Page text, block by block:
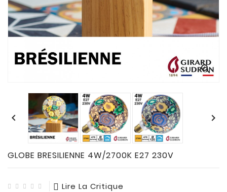
ACCESSOIRES
ECLAIRAGES
SOLAIRES
SODIUM
TUBES
FLUORESCENTS
HALOGENE
/
IODURE

 
GLOBE BRESILIENNE 4W/2700K E27 230V
Lire La Critique